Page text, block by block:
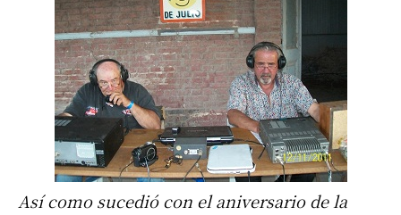
Así como sucedió con el aniversario de la